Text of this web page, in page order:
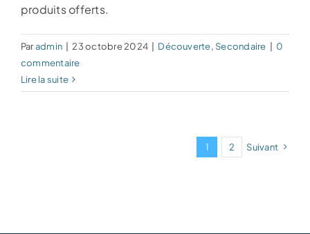
produits offerts.
Paradmin 23 octobre 2024 Découverte, Secondaire
0
commentaire
Lire la suite
1 2 Suivant